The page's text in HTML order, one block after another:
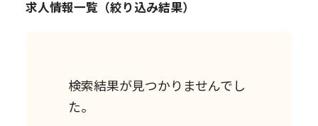
求人情報一覧（絞り込み結果）
検索結果が見つかりませんでし
た。